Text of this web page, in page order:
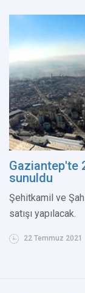
Gaziantep'te
sunuldu
Şehitkamil ve
satışı yapılacak.
22 Temmuz 2021